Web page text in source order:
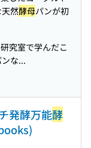
然酵母パンが初
究室で学んだこ
な...
発酵万能酵